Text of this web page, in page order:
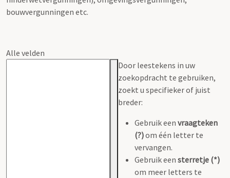
bouwvergunningen etc.
Alle velden
Door leestekens in uw
zoekopdracht te gebruiken,
zoekt u specifieker of juist
breder:
Gebruik een vraagteken
(?)om één letter te
vervangen.
Gebruik een sterretje (*)
om meer letters te